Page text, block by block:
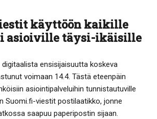
käyttöön kaikille
asioiville täysi-ikäisille
ensisijaisuutta koskeva
voimaan 14.4. Tästä eteenpäin
asiointipalveluihin tunnistautuville
Suomi.fi-viestit postilaatikko, jonne
saapuu paperipostin sijaan.